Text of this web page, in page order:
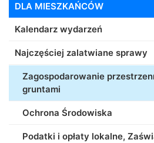
DLA MIESZKAŃCÓW
Kalendarz wydarzeń
Najczęściej zalatwiane sprawy
Zagospodarowanie
gruntami
Ochrona Środowiska
Podatki i opłaty lokalne,